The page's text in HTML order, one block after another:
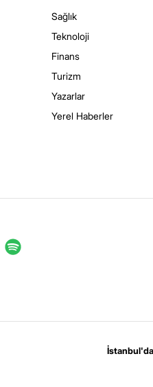
Sağlık
Teknoloji
Finans
Turizm
Yazarlar
Yerel Haberler